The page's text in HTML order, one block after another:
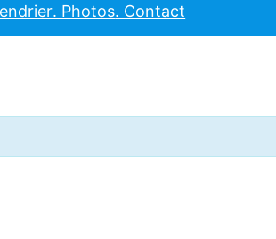
. Photos. Contact